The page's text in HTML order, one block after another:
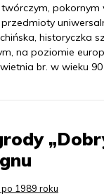
twórczym,
historyczka
na poziomie
br. w wieku
1989 roku